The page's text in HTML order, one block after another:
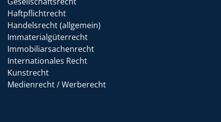
Haftpflichtrecht
Handelsrecht (allgemein)
Immaterialgüterrecht
Immobiliarsachenrecht
Internationales Recht
Kunstrecht
Medienrecht / Werberecht